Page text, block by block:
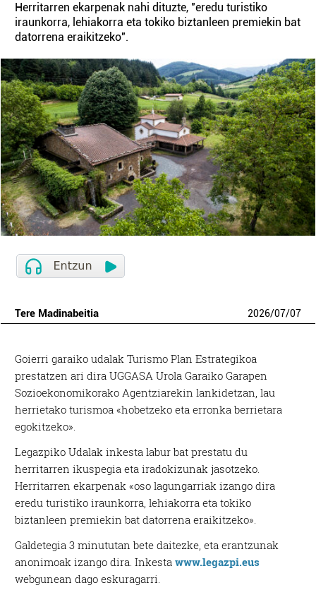
Herritarren ekarpenak nahi dituzte, "eredu turistiko
iraunkorra, lehiakorra eta tokiko biztanleen premiekin bat
datorrena eraikitzeko".
Tere Madinabeitia 2026/07/07
Goierri garaiko udalak Turismo Plan Estrategikoa
prestatzen ari dira UGGASA Urola Garaiko Garapen
Sozioekonomikorako Agentziarekin lankidetzan, lau
herrietako turismoa «hobetzeko eta erronka berrietara
egokitzeko».
Legazpiko Udalak inkesta labur bat prestatu du
herritarren ikuspegia eta iradokizunak jasotzeko.
Herritarren ekarpenak «oso lagungarriak izango dira
eredu turistiko iraunkorra, lehiakorra eta tokiko
biztanleen premiekin bat datorrena eraikitzeko».
Galdetegia 3 minututan bete daitezke, eta erantzunak
anonimoak izango dira. Inkestawww.legazpi.eus
webgunean dago eskuragarri.